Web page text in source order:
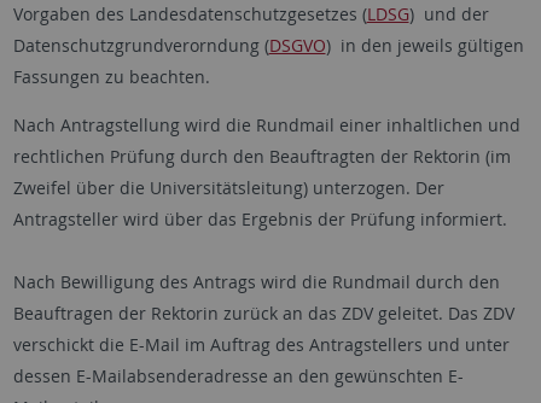
Vorgaben des Landesdatenschutzgesetzes (LDSG) und der
Datenschutzgrundverorndung (DSGVO) in den jeweils gültigen
Fassungen zu beachten.
Nach Antragstellung wird die Rundmail einer inhaltlichen und
rechtlichen Prüfung durch den Beauftragten der Rektorin (im
Zweifel über die Universitätsleitung) unterzogen. Der
Antragsteller wird über das Ergebnis der Prüfung informiert.
Nach Bewilligung des Antrags wird die Rundmail durch den
Beauftragen der Rektorin zurück an das ZDV geleitet. Das ZDV
verschickt die E-Mail im Auftrag des Antragstellers und unter
dessen E-Mailabsenderadresse an den gewünschten E-